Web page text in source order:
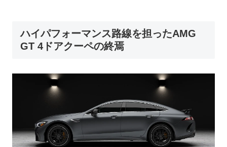
ハイパフォーマンス路線を担ったAMG
GT 4ドアクーペの終焉